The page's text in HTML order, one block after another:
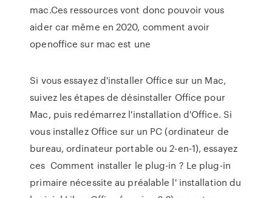
mac.Ces ressources vont donc pouvoir vous
aider car même en 2020, comment avoir
openoffice sur mac est une
Si vous essayez d'installer Office sur un Mac,
suivez les étapes de désinstaller Office pour
Mac, puis redémarrez l'installation d'Office. Si
vous installez Office sur un PC (ordinateur de
bureau, ordinateur portable ou 2-en-1), essayez
ces Comment installer le plug-in ? Le plug-in
primaire nécessite au préalable l' installation du